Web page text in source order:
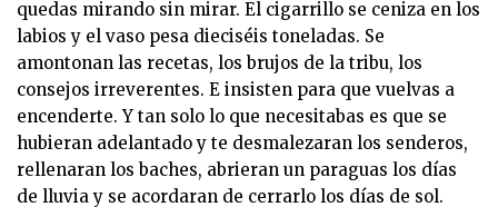
quedas mirando sin mirar. El cigarrillo se ceniza en los
labios y el vaso pesa dieciséis toneladas. Se
amontonan las recetas, los brujos de la tribu, los
consejos irreverentes. E insisten para que vuelvas a
encenderte. Y tan solo lo que necesitabas es que se
hubieran adelantado y te desmalezaran los senderos,
rellenaran los baches, abrieran un paraguas los días
de lluvia y se acordaran de cerrarlo los días de sol.